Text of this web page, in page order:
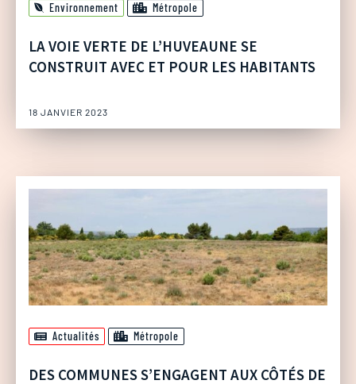
Environnement Métropole
LA VOIE VERTE DE L’HUVEAUNE SE
CONSTRUIT AVEC ET POUR LES HABITANTS
18 JANVIER 2023
Actualités Métropole
DES COMMUNES S’ENGAGENT AUX CÔTÉS DE